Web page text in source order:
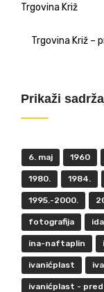
Trgovina Križ
Trgovina Križ –
Prikaži
6. maj 1960
1980. 1984.
1995.-2000.
fotografija
ina-naftaplin
ivanićplast
ivanićplast -